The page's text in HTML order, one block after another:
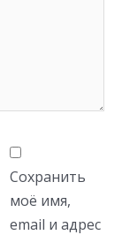
Сохранить
моё имя,
email и адрес